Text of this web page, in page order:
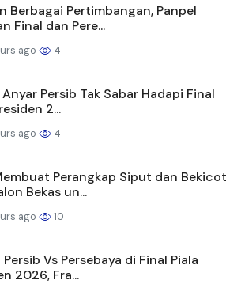
Berbagai Pertimbangan, Panpel
Final dan Pere...
ago 4
Persib Tak Sabar Hadapi Final
2...
ago 4
Perangkap Siput dan Bekicot
Bekas un...
ago 10
Vs Persebaya di Final Piala
2026, Fra...